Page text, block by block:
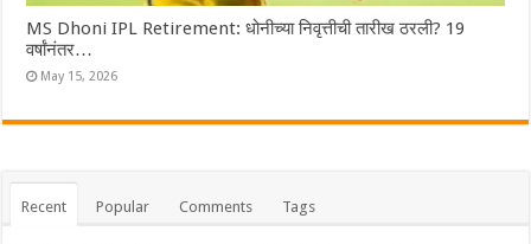
MS Dhoni IPL Retirement: धोनीच्या निवृत्तीची तारीख ठरली? 19
वर्षांनंतर…
May 15, 2026
Recent Popular Comments Tags